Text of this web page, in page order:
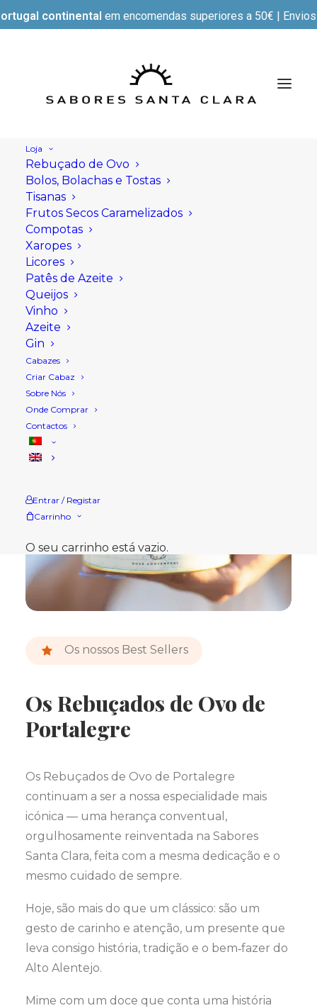
continental em encomendas superiores a 50€ |
Loja
Rebuçado de Ovo
Bolos, Bolachas e Tostas
Tisanas
Frutos Secos Caramelizados
Compotas
Xaropes
Licores
Patês de Azeite
Queijos
Vinho
Azeite
Gin
Cabazes
Criar Cabaz
Sobre Nós
Onde Comprar
Contactos
Entrar / Registar
Carrinho
O seu carrinho está vazio.
Os nossos Best Sellers
Os Rebuçados de Ovo de
Portalegre
Os Rebuçados de Ovo de Portalegre
continuam a ser a nossa especialidade mais
icónica — uma herança conventual,
orgulhosamente reinventada na Sabores
Santa Clara, feita com a mesma dedicação e o
mesmo cuidado de sempre.
Hoje, são mais do que um clássico: são um
gesto de carinho e atenção, um presente que
leva consigo história, tradição e o bem‑fazer do
Alto Alentejo.
Mime com um doce que conta uma história